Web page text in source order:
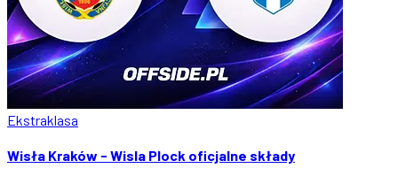
Ekstraklasa
Wisła Kraków - Wisla Plock oficjalne składy